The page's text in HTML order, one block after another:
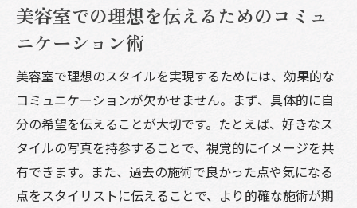
美容室での理想を伝えるためのコミュ
ニケーション術
美容室で理想のスタイルを実現するためには、効果的な
コミュニケーションが欠かせません。まず、具体的に自
分の希望を伝えることが大切です。たとえば、好きなス
タイルの写真を持参することで、視覚的にイメージを共
有できます。また、過去の施術で良かった点や気になる
点をスタイリストに伝えることで、より的確な施術が期